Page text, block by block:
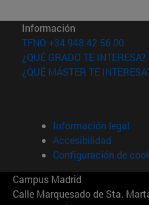
ventana)
nueva ventana)
ventana)
Información
TFNO +34 948 42 56 00
¿QUÉ GRADO TE INTERESA?
¿QUÉ MÁSTER TE
Información legal
Accesibilidad
Configuración de
Campus Madrid
Calle Marquesado de Sta.